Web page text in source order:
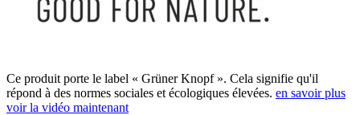
Ce produit porte le label « Grüner Knopf ». Cela signifie qu'il
répond à des normes sociales et écologiques élevées. en savoir plus
voir la vidéo maintenant